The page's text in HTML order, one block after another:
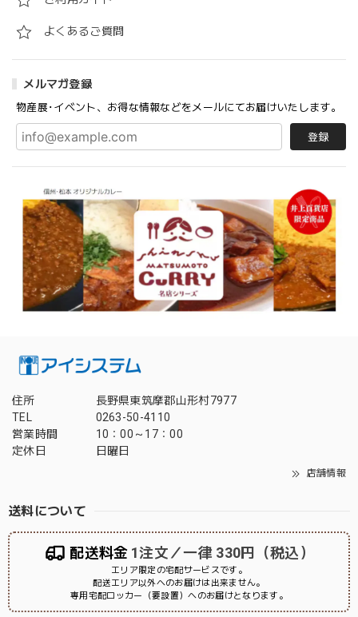
よくあるご質問
メルマガ登録
物産展･イベント、お得な情報などをメールにてお届けいたします。
登録
住所
長野県東筑摩郡山形村7977
TEL
0263-50-4110
営業時間
10：00～17：00
定休日
日曜日
店舗情報
送料について
配送料金 1注文／一律 330円（税込）
エリア限定の宅配サービスです。
配送エリア以外へのお届けは出来ません。
専用宅配ロッカー（要設置）へのお届けとなります。